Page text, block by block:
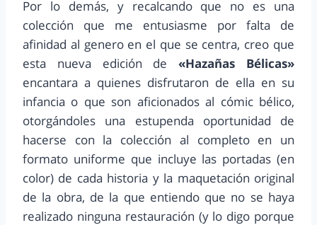
Por lo demás, y recalcando que no es una
colección que me entusiasme por falta de
afinidad al genero en el que se centra, creo que
esta nueva edición de«Hazañas Bélicas»
encantara a quienes disfrutaron de ella en su
infancia o que son aficionados al cómic bélico,
otorgándoles una estupenda oportunidad de
hacerse con la colección al completo en un
formato uniforme que incluye las portadas (en
color) de cada historia y la maquetación original
de la obra, de la que entiendo que no se haya
realizado ninguna restauración (y lo digo porque